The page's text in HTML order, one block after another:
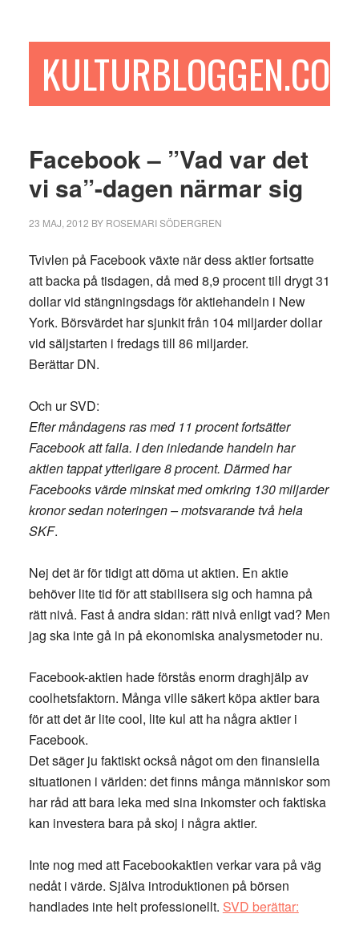
sidofältetKULTURBLOGGEN.COM
Facebook – ”Vad var det
vi sa”-dagen närmar sig
23 MAJ, 2012 BY ROSEMARI SÖDERGREN
Tvivlen på Facebook växte när dess aktier fortsatte
att backa på tisdagen, då med 8,9 procent till drygt 31
dollar vid stängningsdags för aktiehandeln i New
York. Börsvärdet har sjunkit från 104 miljarder dollar
vid säljstarten i fredags till 86 miljarder.
Berättar DN.
Och ur SVD:
Efter måndagens ras med 11 procent fortsätter
Facebook att falla. I den inledande handeln har
aktien tappat ytterligare 8 procent. Därmed har
Facebooks värde minskat med omkring 130 miljarder
kronor sedan noteringen – motsvarande två hela
SKF.
Nej det är för tidigt att döma ut aktien. En aktie
behöver lite tid för att stabilisera sig och hamna på
rätt nivå. Fast å andra sidan: rätt nivå enligt vad? Men
jag ska inte gå in på ekonomiska analysmetoder nu.
Facebook-aktien hade förstås enorm draghjälp av
coolhetsfaktorn. Många ville säkert köpa aktier bara
för att det är lite cool, lite kul att ha några aktier i
Facebook.
Det säger ju faktiskt också något om den finansiella
situationen i världen: det finns många människor som
har råd att bara leka med sina inkomster och faktiska
kan investera bara på skoj i några aktier.
Inte nog med att Facebookaktien verkar vara på väg
nedåt i värde. Själva introduktionen på börsen
handlades inte helt professionellt. SVD berättar: